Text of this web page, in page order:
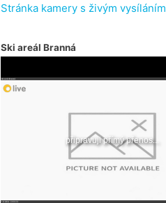
Stránka kamery s živým vysíláním
Ski areál Branná